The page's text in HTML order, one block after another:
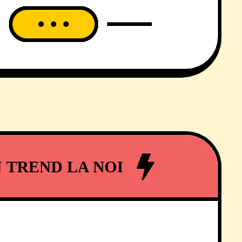
roșie pe tomberon. Că
în care Consiliul Local
TREND LA NOI